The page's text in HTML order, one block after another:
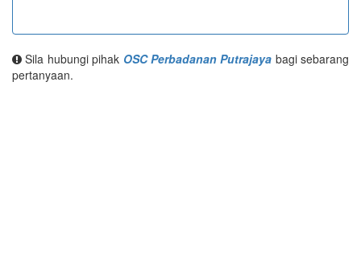
Sila hubungi pihak OSC Perbadanan Putrajaya bagi sebarang
pertanyaan.